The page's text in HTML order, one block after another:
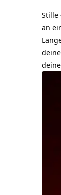
Stille
an